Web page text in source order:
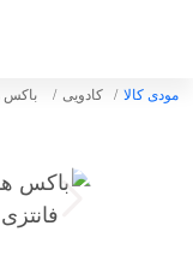
مودی کالا کادویی باکس